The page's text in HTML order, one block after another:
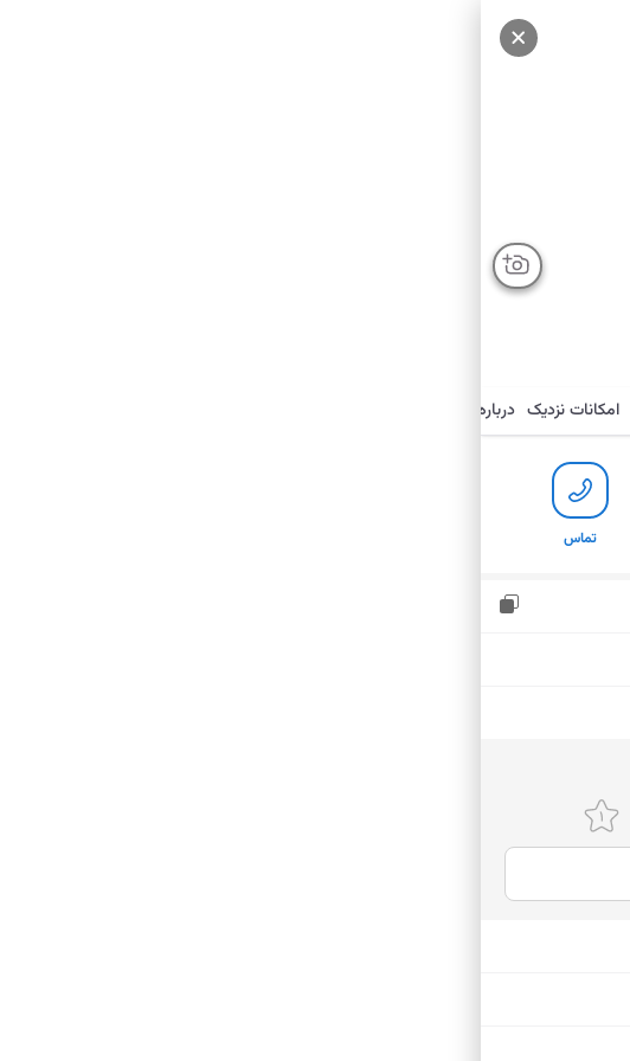
امکانات نزدیک درباره
تماس